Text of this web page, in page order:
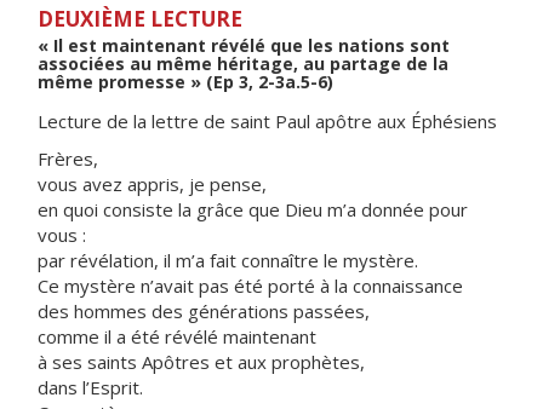
DEUXIÈME LECTURE
« Il est maintenant révélé que les nations sont
associées au même héritage, au partage de la
même promesse » (Ep 3, 2-3a.5-6)
Lecture de la lettre de saint Paul apôtre aux Éphésiens
Frères,
vous avez appris, je pense,
en quoi consiste la grâce que Dieu m’a donnée pour
vous :
par révélation, il m’a fait connaître le mystère.
Ce mystère n’avait pas été porté à la connaissance
des hommes des générations passées,
comme il a été révélé maintenant
à ses saints Apôtres et aux prophètes,
dans l’Esprit.